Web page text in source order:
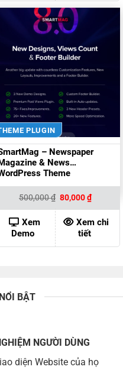
PLUGIN
– Newspaper
Magazine & News
Theme
500,000₫ Giá
gốc
là:
500,000 ₫.
80,000₫Giá
hiện
tại
là:
80,000
Xem
Demo
Xem chi
tiết
BẬT
NGƯỜI DÙNG
diện Website của họ